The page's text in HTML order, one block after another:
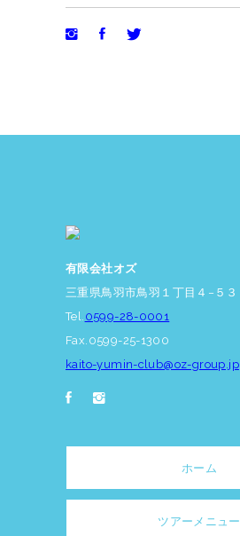
有限会社オズ
三重県鳥羽市鳥羽１丁目４−５３
Tel. 0599-28-0001
Fax.0599-25-1300
kaito-yumin-club@oz-group.jp
ホーム
ツアーメニュー